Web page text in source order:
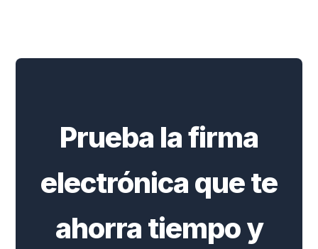
Prueba la firma
electrónica que te
ahorra tiempo y